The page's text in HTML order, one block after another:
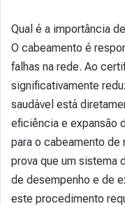
Qual é a importância
O cabeamento é
falhas na rede. Ao
significativamente
saudável está
eficiência e expansão
para o cabeamento
prova que um sistema
de desempenho e de
este procedimento